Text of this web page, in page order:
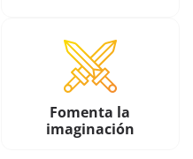
Fomenta la
imaginación